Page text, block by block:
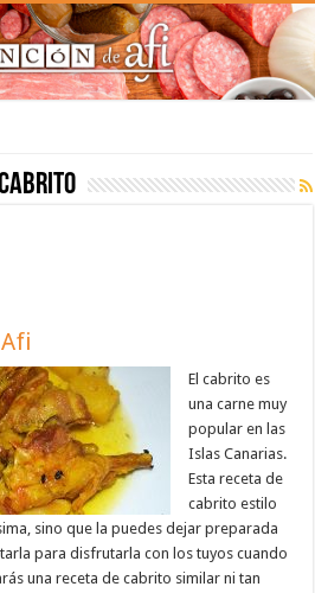
El cabrito es
una carne muy
popular en las
Islas Canarias.
Esta receta de
cabrito estilo
sino que la puedes dejar preparada
para disfrutarla con los tuyos cuando
una receta de cabrito similar ni tan